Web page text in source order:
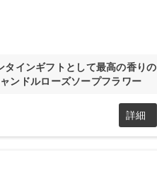
タインギフトとして最高の香りの
ンドルローズソープフラワー
詳細